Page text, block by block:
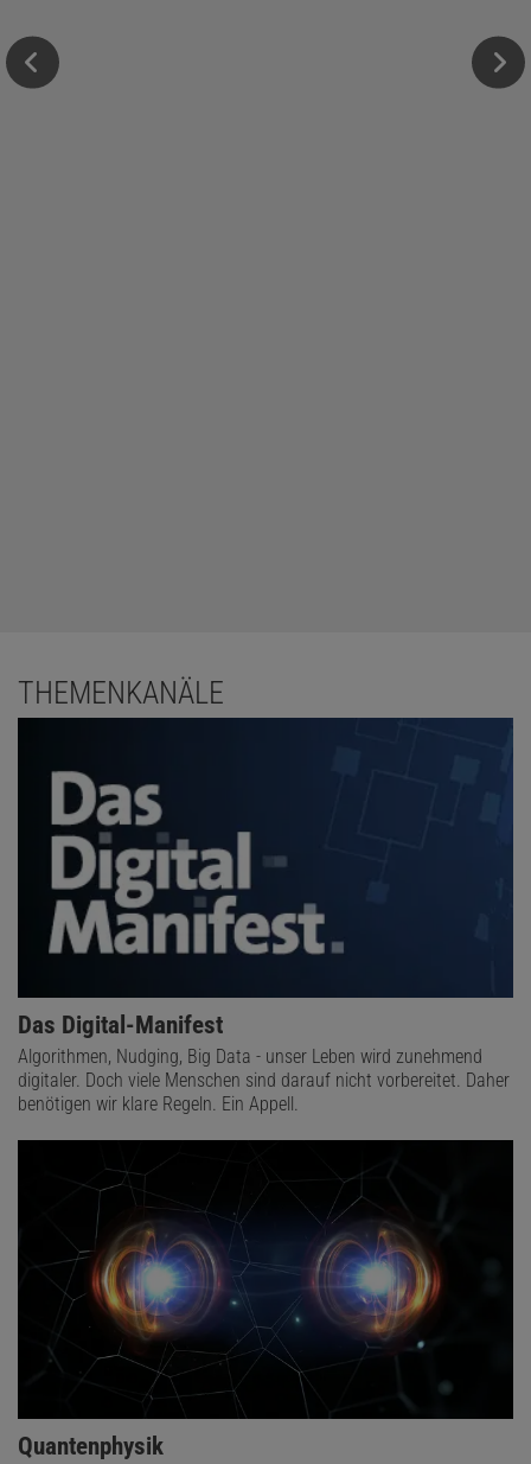
THEMENKANÄLE
Das Digital-Manifest
Algorithmen, Nudging, Big Data - unser Leben wird zunehmend
digitaler. Doch viele Menschen sind darauf nicht vorbereitet. Daher
benötigen wir klare Regeln. Ein Appell.
Quantenphysik